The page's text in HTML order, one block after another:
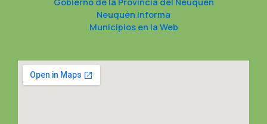
Neuquén Informa
Municipios en la Web